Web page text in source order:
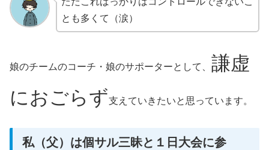
とも多くて（涙）
娘のチームのコーチ・娘のサポーターとして、 謙虚
におごらず支えていきたいと思っています。
私（父）は個サル三昧と１日大会に参